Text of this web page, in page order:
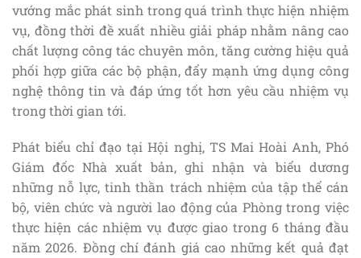
vướng mắc phát sinh trong quá trình thực hiện nhiệm
vụ, đồng thời đề xuất nhiều giải pháp nhằm nâng cao
chất lượng công tác chuyên môn, tăng cường hiệu quả
phối hợp giữa các bộ phận, đẩy mạnh ứng dụng công
nghệ thông tin và đáp ứng tốt hơn yêu cầu nhiệm vụ
trong thời gian tới.
Phát biểu chỉ đạo tại Hội nghị, TS Mai Hoài Anh, Phó
Giám đốc Nhà xuất bản, ghi nhận và biểu dương
những nỗ lực, tinh thần trách nhiệm của tập thể cán
bộ, viên chức và người lao động của Phòng trong việc
thực hiện các nhiệm vụ được giao trong 6 tháng đầu
năm 2026. Đồng chí đánh giá cao những kết quả đạt